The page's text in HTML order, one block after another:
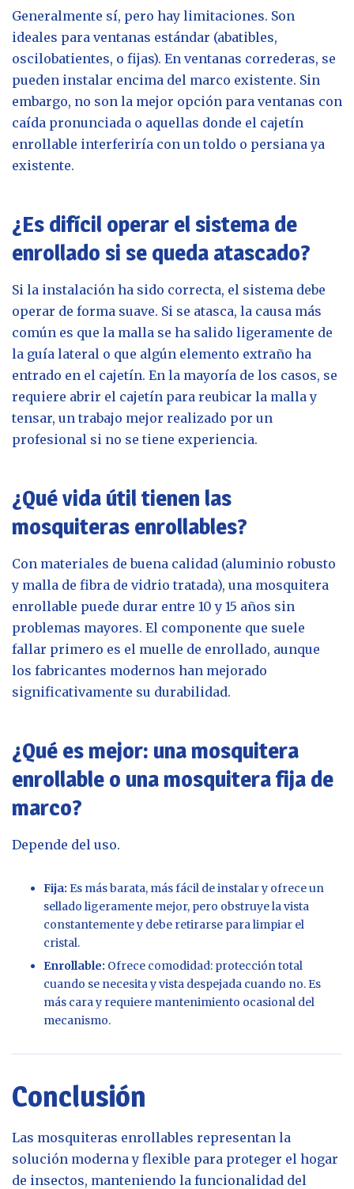
Generalmente sí, pero hay limitaciones. Son
ideales para ventanas estándar (abatibles,
oscilobatientes, o fijas). En ventanas correderas, se
pueden instalar encima del marco existente. Sin
embargo, no son la mejor opción para ventanas con
caída pronunciada o aquellas donde el cajetín
enrollable interferiría con un toldo o persiana ya
existente.
¿Es difícil operar el sistema de
enrollado si se queda atascado?
Si la instalación ha sido correcta, el sistema debe
operar de forma suave. Si se atasca, la causa más
común es que la malla se ha salido ligeramente de
la guía lateral o que algún elemento extraño ha
entrado en el cajetín. En la mayoría de los casos, se
requiere abrir el cajetín para reubicar la malla y
tensar, un trabajo mejor realizado por un
profesional si no se tiene experiencia.
¿Qué vida útil tienen las
mosquiteras enrollables?
Con materiales de buena calidad (aluminio robusto
y malla de fibra de vidrio tratada), una mosquitera
enrollable puede durar entre 10 y 15 años sin
problemas mayores. El componente que suele
fallar primero es el muelle de enrollado, aunque
los fabricantes modernos han mejorado
significativamente su durabilidad.
¿Qué es mejor: una mosquitera
enrollable o una mosquitera fija de
marco?
Depende del uso.
Fija: Es más barata, más fácil de instalar y ofrece un
sellado ligeramente mejor, pero obstruye la vista
constantemente y debe retirarse para limpiar el
cristal.
Enrollable: Ofrece comodidad: protección total
cuando se necesita y vista despejada cuando no. Es
más cara y requiere mantenimiento ocasional del
mecanismo.
Conclusión
Las mosquiteras enrollables representan la
solución moderna y flexible para proteger el hogar
de insectos, manteniendo la funcionalidad del